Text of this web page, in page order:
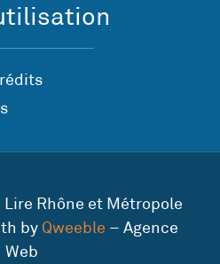
Rhône et Métropole
by Qweeble – Agence
Web